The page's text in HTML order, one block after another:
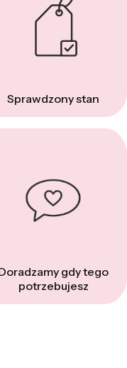
Sprawdzony stan
gdy tego
potrzebujesz